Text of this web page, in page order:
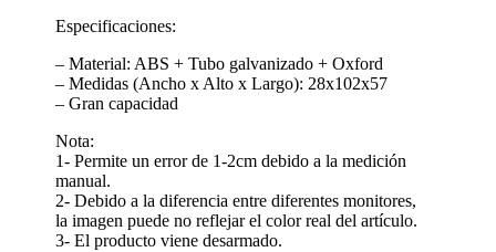
Especificaciones:
– Material: ABS + Tubo galvanizado + Oxford
– Medidas (Ancho x Alto x Largo): 28x102x57
– Gran capacidad
Nota:
1- Permite un error de 1-2cm debido a la medición
manual.
2- Debido a la diferencia entre diferentes monitores,
la imagen puede no reflejar el color real del artículo.
3- El producto viene desarmado.